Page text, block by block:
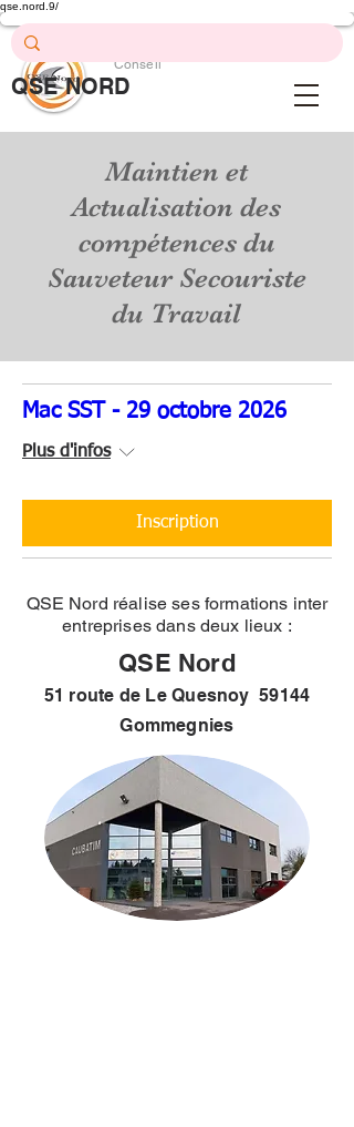
qse.nord.9/
QSE Nord
Conseil
QSE NORD
Maintien et
Actualisation des
compétences du
Sauveteur Secouriste
du Travail
Mac SST - 29 octobre 2026
Plus d'infos
Inscription
QSE Nord réalise ses formations inter
entreprises dans deux lieux :
QSE Nord
51 route de Le Quesnoy 59144
Gommegnies